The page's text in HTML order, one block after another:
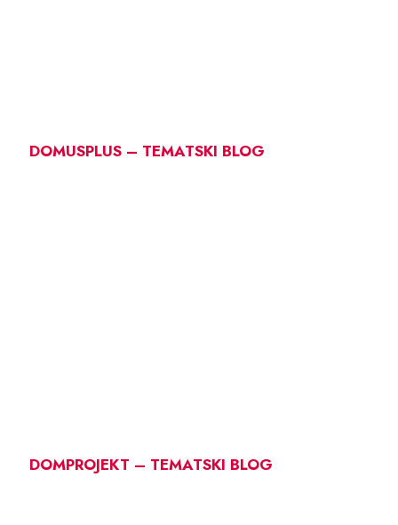
DOMUSPLUS – TEMATSKI BLOG
DOMPROJEKT – TEMATSKI BLOG